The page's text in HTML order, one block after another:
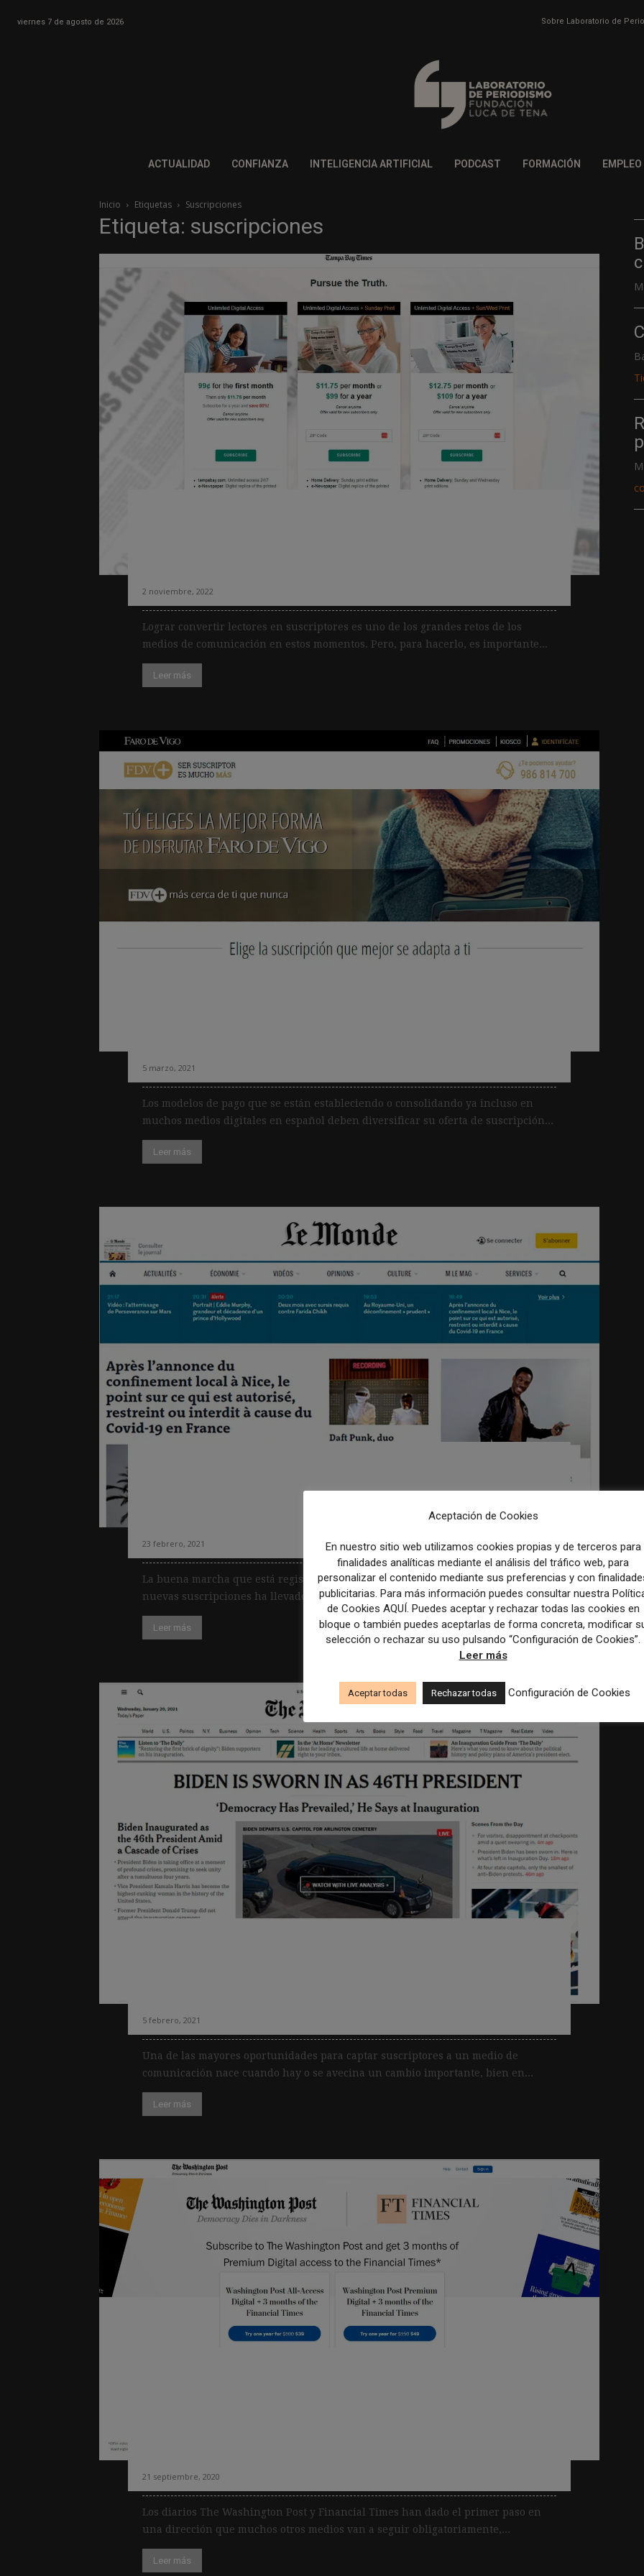
viernes 7 de agosto de 2026 Sobre Laboratorio de
ACTUALIDAD CONFIANZA INTELIGENCIA ARTIFICIAL PODCAST FORMACIÓN EMPLEO
Inicio Etiquetas Suscripciones
Etiqueta: suscripciones
2 noviembre, 2022
Lograr convertir lectores en suscriptores es uno de los grandes retos de los
medios de comunicación en estos momentos. Pero, para hacerlo, es importante...
Leer más
5 marzo, 2021
Los modelos de pago que se están estableciendo o consolidando ya incluso en
muchos medios digitales en español deben diversificar su oferta de suscripción...
Leer más
el número de nuevos suscriptores en Le
23 febrero, 2021
La buena marcha que está registrando Le Monde desde hace un año en cuanto a
nuevas suscripciones ha llevado al periódico francés a avanzar...
Leer más
5 febrero, 2021
Una de las mayores oportunidades para captar suscriptores a un medio de
comunicación nace cuando hay o se avecina un cambio importante, bien en...
Leer más
21 septiembre, 2020
Los diarios The Washington Post y Financial Times han dado el primer paso en
una dirección que muchos otros medios van a seguir obligatoriamente,...
Leer más
Aceptación de Cookies
En nuestro sitio web utilizamos cookies propias y de terceros para
finalidades analíticas mediante el análisis del tráfico web, para
personalizar el contenido mediante sus preferencias y con
publicitarias. Para más información puedes consultar nuestra
de Cookies AQUÍ. Puedes aceptar y rechazar todas las cookies en
bloque o también puedes aceptarlas de forma concreta, modificar
selección o rechazar su uso pulsando “Configuración de Cookies”.
Leer más
Aceptar todas Rechazar todas Configuración de Cookies